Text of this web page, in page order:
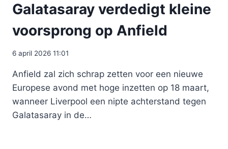
Galatasaray verdedigt kleine
voorsprong op Anfield
6 april 2026 11:01
Anfield zal zich schrap zetten voor een nieuwe
Europese avond met hoge inzetten op 18 maart,
wanneer Liverpool een nipte achterstand tegen
Galatasaray in de…